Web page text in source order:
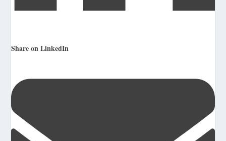
Share on LinkedIn